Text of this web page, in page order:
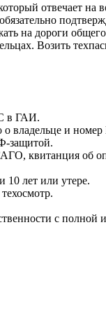
отвечает
на дороги
Возить
в ГАИ.
о владельце и
защитой.
квитанция об
10 лет или утере.
с полной